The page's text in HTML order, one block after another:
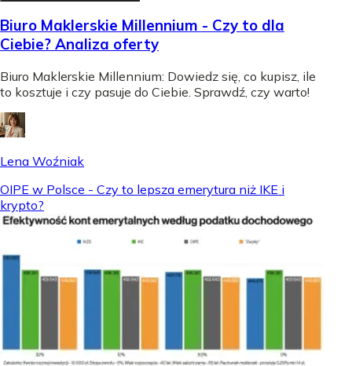
Biuro Maklerskie Millennium - Czy to dla
Ciebie? Analiza oferty
Biuro Maklerskie Millennium: Dowiedz się, co kupisz, ile
to kosztuje i czy pasuje do Ciebie. Sprawdź, czy warto!
Lena Woźniak
OIPE w Polsce - Czy to lepsza emerytura niż IKE i
krypto?